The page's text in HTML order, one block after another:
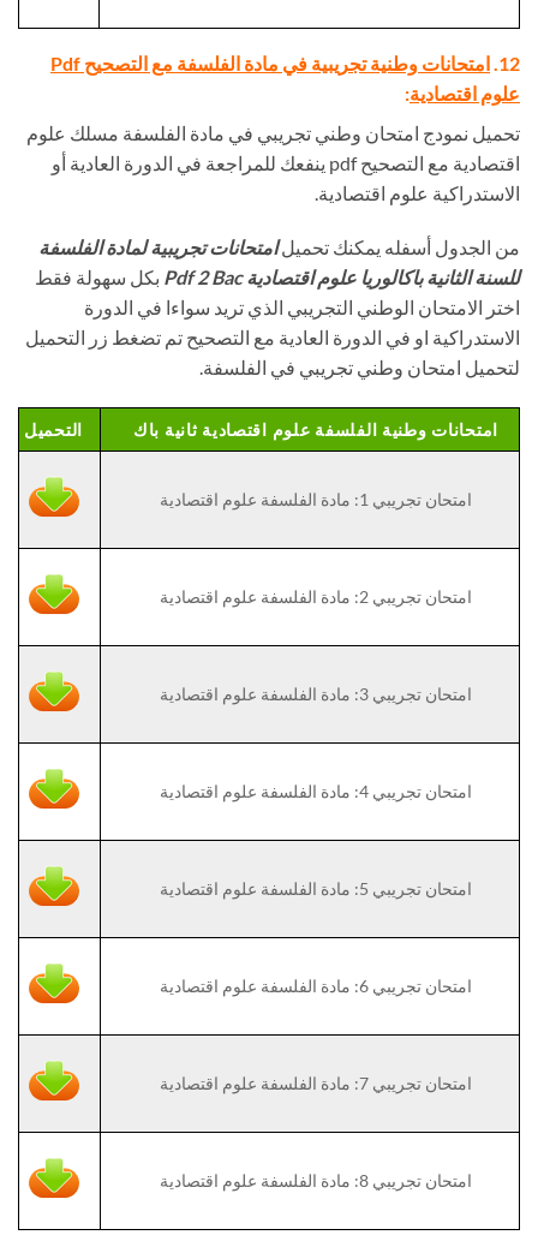
12.
امتحانات وطنية تجريبية في مادة الفلسفة مع التصحيح Pdf
علوم اقتصادية:
تحميل نمودج امتحان وطني تجريبي في مادة الفلسفة مسلك علوم
اقتصادية مع التصحيح pdf ينفعك للمراجعة في الدورة العادية أو
الاستدراكية علوم اقتصادية.
من الجدول أسفله يمكنك تحميلامتحانات تجريبية لمادة الفلسفة
للسنة الثانية باكالوريا علوم اقتصادية Pdf 2 Bac
بكل سهولة فقط
اختر الامتحان الوطني التجريبي الذي تريد سواءا في الدورة
الاستدراكية او في الدورة العادية مع التصحيح تم تضغط زر التحميل
لتحميل امتحان وطني تجريبي في الفلسفة.
امتحانات وطنية الفلسفة علوم اقتصادية ثانية باك التحميل
امتحان تجريبي 1: مادة الفلسفة علوم اقتصادية
امتحان تجريبي 2: مادة الفلسفة علوم اقتصادية
امتحان تجريبي 3: مادة الفلسفة علوم اقتصادية
امتحان تجريبي 4: مادة الفلسفة علوم اقتصادية
امتحان تجريبي 5: مادة الفلسفة علوم اقتصادية
امتحان تجريبي 6: مادة الفلسفة علوم اقتصادية
امتحان تجريبي 7: مادة الفلسفة علوم اقتصادية
امتحان تجريبي 8: مادة الفلسفة علوم اقتصادية